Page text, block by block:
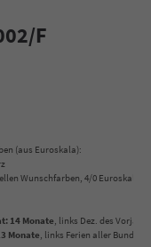
F
(aus Euroskala):
Wunschfarben, 4/0 Euroskala
14 Monate, links Dez. des
Monate, links Ferien aller Bundesl.